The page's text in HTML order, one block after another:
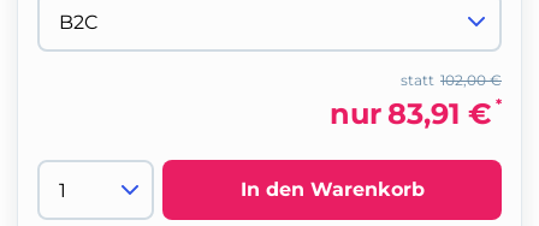
102,00 €
statt
nur 83,91 € *
In den Warenkorb